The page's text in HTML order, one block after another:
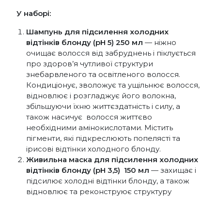
У наборі:
Шампунь для підсилення холодних
відтінків блонду (pH 5) 250 мл — ніжно
очищає волосся від забруднень і піклується
про здоров’я чутливої структури
знебарвленого та освітленого волосся.
Кондиціонує, зволожує та ущільнює волосся,
відновлює і розгладжує його волокна,
збільшуючи їхню життєздатність і силу, а
також насичує волосся життєво
необхідними амінокислотами. Містить
пігменти, які підкреслюють попелясті та
ірисові відтінки холодного блонду.
Живильна маска для підсилення холодних
відтінків блонду (pH 3,5) 150 мл — захищає і
підсилює холодні відтінки блонду, а також
відновлює та реконструює структуру